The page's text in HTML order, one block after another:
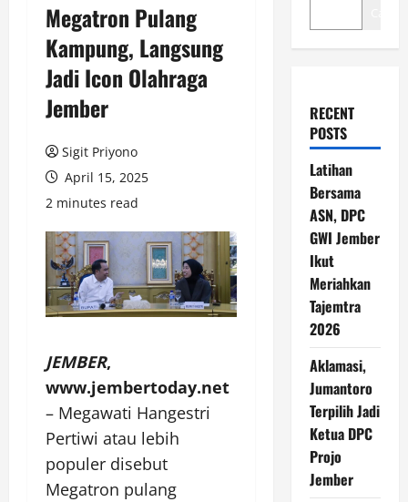
Megatron Pulang
Kampung, Langsung
Jadi Icon Olahraga
Jember
Sigit Priyono
April 15, 2025
2 minutes read
JEMBER,
www.jembertoday.net
– Megawati Hangestri
Pertiwi atau lebih
populer disebut
Megatron pulang
RECENT
POSTS
Latihan
Bersama
ASN, DPC
GWI Jember
Ikut
Meriahkan
Tajemtra
2026
Aklamasi,
Jumantoro
Terpilih Jadi
Ketua DPC
Projo
Jember